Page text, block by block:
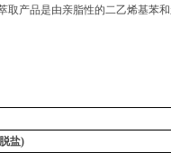
取产品是由亲脂性的二乙烯基苯
盐)